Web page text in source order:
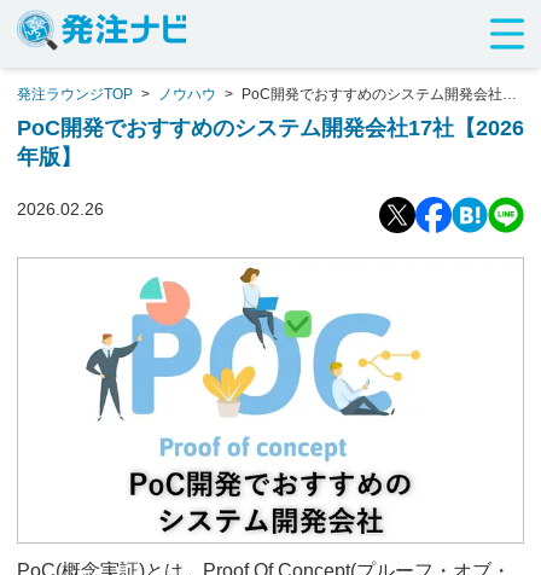
発注ラウンジTOP > ノウハウ >
PoC開発でおすすめのシステム開発会社17
社【2026年版】
PoC開発でおすすめのシステム開発会社17社【2026
年版】
2026.02.26
PoC(概念実証)とは、Proof Of Concept(プルーフ・オブ・